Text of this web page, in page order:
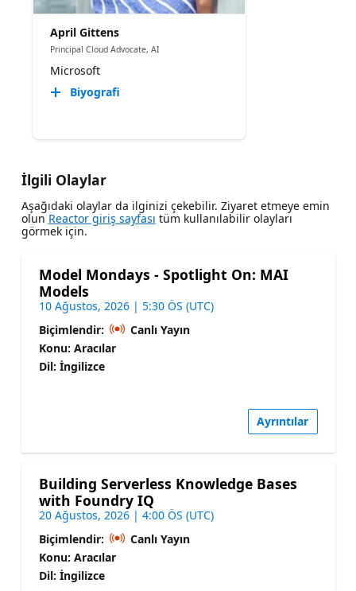
April Gittens
Principal Cloud Advocate, AI
Microsoft
Biyografi
İlgili Olaylar
Aşağıdaki olaylar da ilginizi çekebilir. Ziyaret etmeye emin
olun Reactor giriş sayfası tüm kullanılabilir olayları
görmek için.
Model Mondays - Spotlight On: MAI
Models
10 Ağustos, 2026 | 5:30 ÖS (UTC)
Biçimlendir:
Canlı Yayın
Konu: Aracılar
Dil: İngilizce
Ayrıntılar
Building Serverless Knowledge Bases
with Foundry IQ
20 Ağustos, 2026 | 4:00 ÖS (UTC)
Biçimlendir:
Canlı Yayın
Konu: Aracılar
Dil: İngilizce